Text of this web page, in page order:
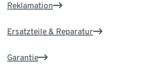
Reklamation
Ersatzteile & Reparatur
Garantie